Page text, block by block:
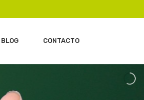
BLOG CONTACTO